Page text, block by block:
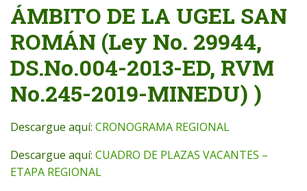
ÁMBITO DE LA UGEL SAN
ROMÁN (Ley No. 29944,
DS.No.004-2013-ED, RVM
No.245-2019-MINEDU) )
Descargue aquí: CRONOGRAMA REGIONAL
Descargue aquí: CUADRO DE PLAZAS VACANTES –
ETAPA REGIONAL